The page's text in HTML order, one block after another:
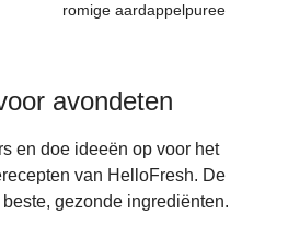
romige aardappelpuree
avondeten
en doe ideeën op voor het
van HelloFresh. De
gezonde ingrediënten.